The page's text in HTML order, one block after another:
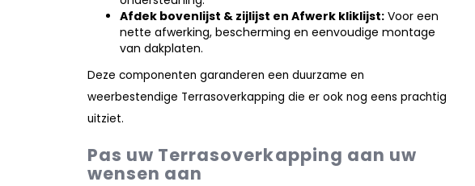
Afdek bovenlijst & zijlijst en Afwerk kliklijst:Voor een
nette afwerking, bescherming en eenvoudige montage
van dakplaten.
Deze componenten garanderen een duurzame en
weerbestendige Terrasoverkapping die er ook nog eens prachtig
uitziet.
Pas uw Terrasoverkapping aan uw
wensen aan